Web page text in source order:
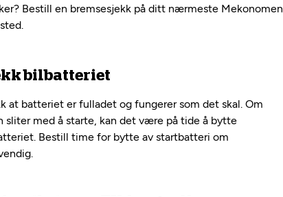
Bestill en bremsesjekk på ditt nærmeste Mekonomen
bilbatteriet
at batteriet er fulladet og fungerer som det skal. Om
sliter med å starte, kan det være på tide å bytte
Bestill time for bytte av startbatteri om